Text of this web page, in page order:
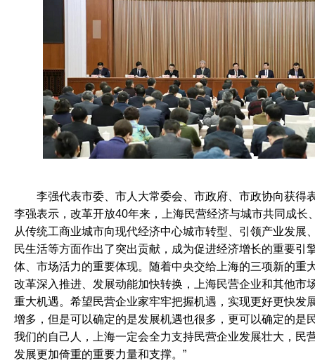
李强表示，改革开放40年来，上海民营经济与城市共同成长
从传统工商业城市向现代经济中心城市转型、引领产业发展
民生活等方面作出了突出贡献，成为促进经济增长的重要引
体、市场活力的重要体现。随着中央交给上海的三项新的重
改革深入推进、发展动能加快转换，上海民营企业和其他市
重大机遇。希望民营企业家牢牢把握机遇，实现更好更快发
增多，但是可以确定的是发展机遇也很多，更可以确定的是
我们的自己人，上海一定会全力支持民营企业发展壮大，民
发展更加倚重的重要力量和支撑。”